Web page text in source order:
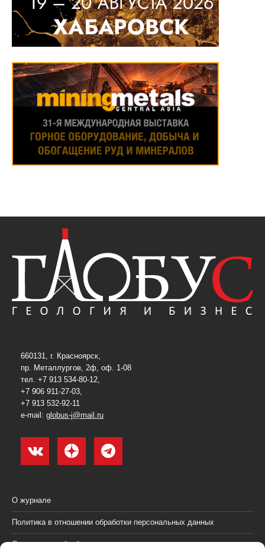
660131, г. Красноярск,
пр. Металлургов, 2ф, оф. 1-08
тел. +7 913 534-80-12,
+7 906 911-27-03,
+7 913 532-92-11
e-mail: globus-j@mail.ru
О журнале
Политика в отношении обработки персональных данных
Согласие на обработку персональных данных